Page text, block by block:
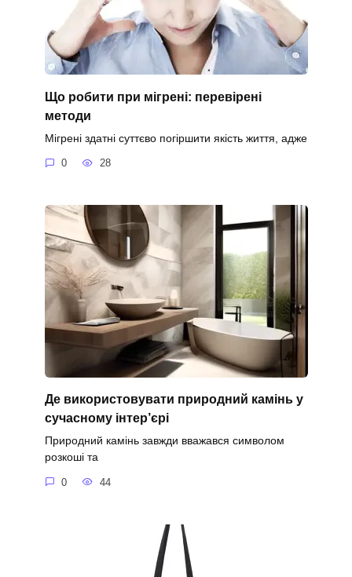
Що робити при мігрені: перевірені
методи
Мігрені здатні суттєво погіршити якість життя, адже
0 28
Де використовувати природний камінь у
сучасному інтер’єрі
Природний камінь завжди вважався символом
розкоші та
0 44